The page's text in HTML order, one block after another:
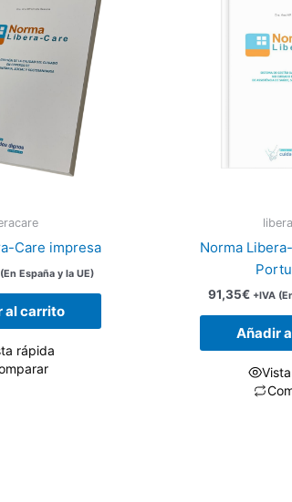
Care impresa
España y la UE)
al carrito
rápida
Norma
91,35€ +IVA
Añadir